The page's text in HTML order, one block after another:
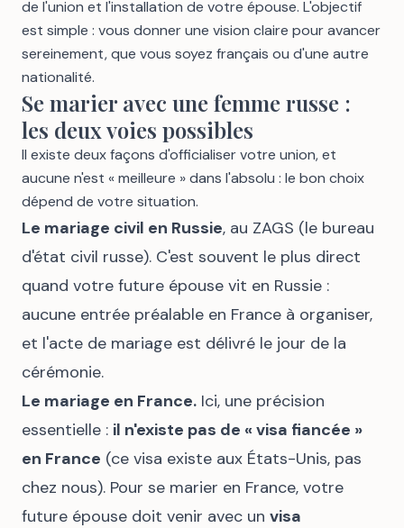
de l'union et l'installation de votre épouse. L'objectif
est simple : vous donner une vision claire pour avancer
sereinement, que vous soyez français ou d'une autre
nationalité.
Se marier avec une femme russe :
les deux voies possibles
Il existe deux façons d'officialiser votre union, et
aucune n'est « meilleure » dans l'absolu : le bon choix
dépend de votre situation.
Le mariage civil en Russie, au ZAGS (le bureau
d'état civil russe). C'est souvent le plus direct
quand votre future épouse vit en Russie :
aucune entrée préalable en France à organiser,
et l'acte de mariage est délivré le jour de la
cérémonie.
Le mariage en France. Ici, une précision
essentielle : il n'existe pas de « visa fiancée »
en France (ce visa existe aux États-Unis, pas
chez nous). Pour se marier en France, votre
future épouse doit venir avec un visa